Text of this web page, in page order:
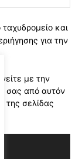
και
για την
με την
σας από αυτόν
της σελίδας